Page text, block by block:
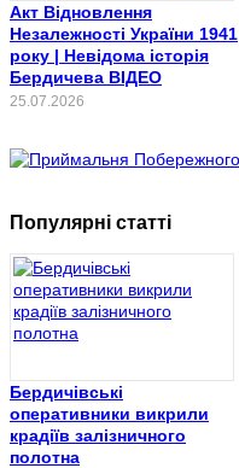
Акт Відновлення
Незалежності України 1941
року | Невідома історія
Бердичева ВІДЕО
25.07.2026
Популярні статті
Бердичівські
оперативники викрили
крадіїв залізничного
полотна